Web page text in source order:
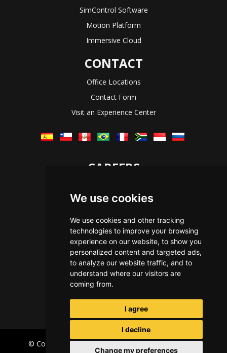
We use cookies
We use cookies and other tracking
technologies to improve your browsing
experience on our website, to show you
personalized content and targeted ads,
to analyze our website traffic, and to
understand where our visitors are
coming from.
I agree
I decline
Change my preferences
SimControl Software
Motion Platform
Immersive Cloud
CONTACT
Office Locations
Contact Form
Visit an Experience Center
CAREERS
The Immersive Way
Benefits You Receive
Applying For a Position
Equal Opportunity
© Copyright Immersive Technologies2026 Privacy